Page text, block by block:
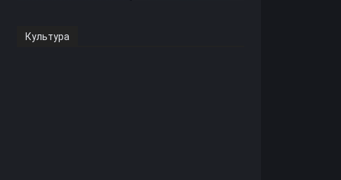
Культура